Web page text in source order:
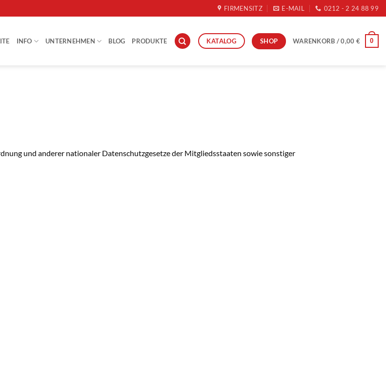
FIRMENSITZ E-MAIL 0212 - 2 24 88 99
INFO UNTERNEHMEN BLOG PRODUKTE KATALOG SHOP WARENKORB /0,00 € 0
und anderer nationaler Datenschutzgesetze der Mitgliedsstaaten sowie sonstiger